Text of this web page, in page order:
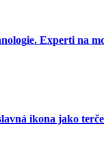
Experti na
ikona jako